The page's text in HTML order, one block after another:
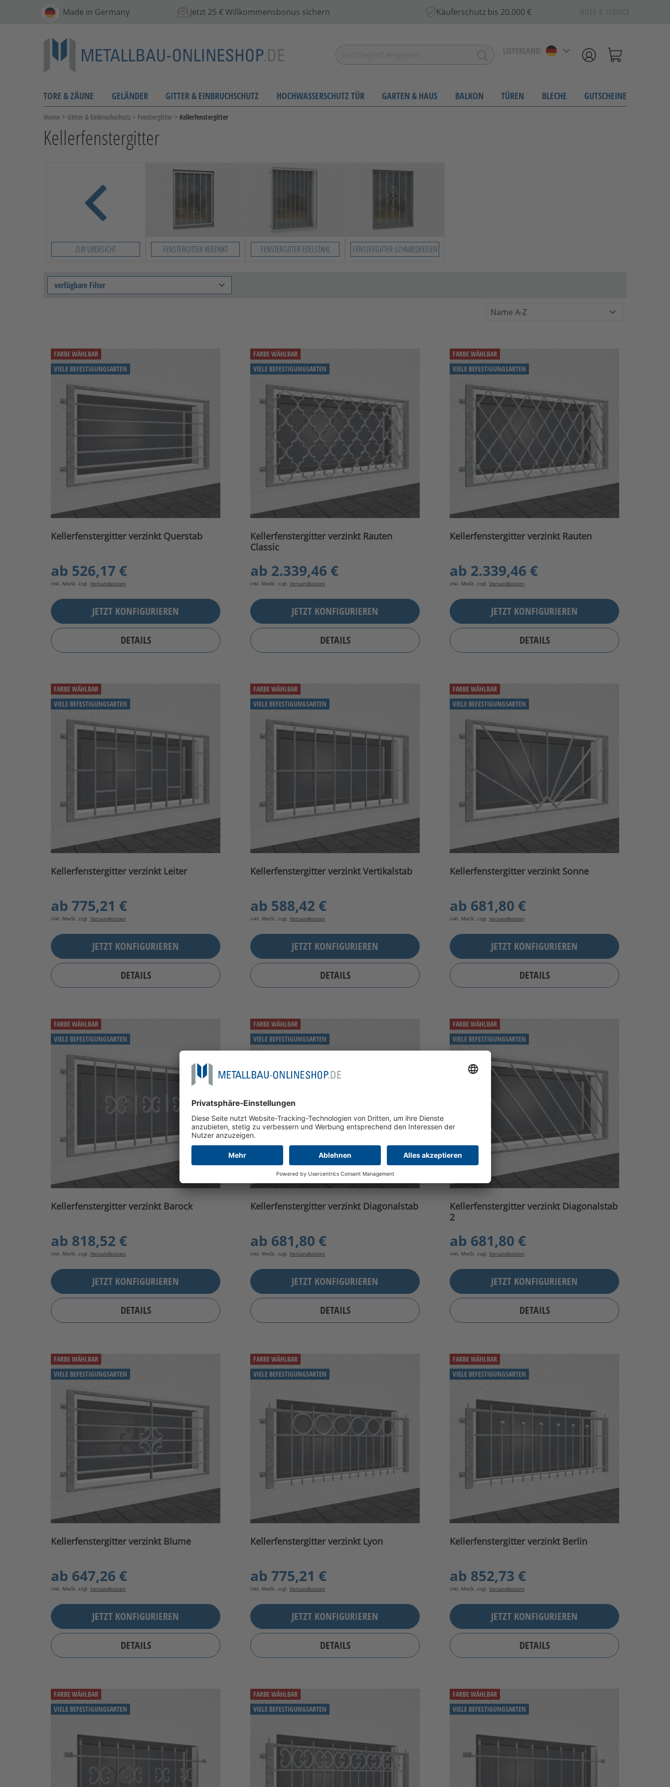
Made in Germany Jetzt 25 € Willkommensbonus sichern Käuferschutz bis 20.000 €
LIEFERLAND:
TORE & ZÄUNE GELÄNDER GITTER & EINBRUCHSCHUTZ HOCHWASSERSCHUTZ TÜR GARTEN & HAUS BALKON TÜREN BLECHE GUTSCHEINE
Home > Gitter & Einbruchschutz > Fenstergitter > Kellerfenstergitter
Kellerfenstergitter
ZUR ÜBERSICHT FENSTERGITTER VERZINKT FENSTERGITTER EDELSTAHL FENSTERGITTER SCHMIEDEEISEN
verfügbare Filter
FARBE WÄHLBAR
VIELE BEFESTIGUNGSARTEN
Kellerfenstergitter verzinkt Querstab
ab 526,17 €
inkl. MwSt. zzgl. Versandkosten
JETZT KONFIGURIEREN
DETAILS
FARBE WÄHLBAR
VIELE BEFESTIGUNGSARTEN
Kellerfenstergitter verzinkt Rauten
Classic
ab 2.339,46 €
inkl. MwSt. zzgl. Versandkosten
JETZT KONFIGURIEREN
DETAILS
FARBE WÄHLBAR
VIELE BEFESTIGUNGSARTEN
Kellerfenstergitter verzinkt Rauten
ab 2.339,46 €
inkl. MwSt. zzgl. Versandkosten
JETZT KONFIGURIEREN
DETAILS
FARBE WÄHLBAR
VIELE BEFESTIGUNGSARTEN
Kellerfenstergitter verzinkt Leiter
ab 775,21 €
inkl. MwSt. zzgl. Versandkosten
JETZT KONFIGURIEREN
DETAILS
FARBE WÄHLBAR
VIELE BEFESTIGUNGSARTEN
Kellerfenstergitter verzinkt Vertikalstab
ab 588,42 €
inkl. MwSt. zzgl. Versandkosten
JETZT KONFIGURIEREN
DETAILS
FARBE WÄHLBAR
VIELE BEFESTIGUNGSARTEN
Kellerfenstergitter verzinkt Sonne
ab 681,80 €
inkl. MwSt. zzgl. Versandkosten
JETZT KONFIGURIEREN
DETAILS
FARBE WÄHLBAR
VIELE BEFESTIGUNGSARTEN
Kellerfenstergitter verzinkt Barock
ab 818,52 €
inkl. MwSt. zzgl. Versandkosten
JETZT KONFIGURIEREN
DETAILS
FARBE WÄHLBAR
VIELE BEFESTIGUNGSARTEN
Kellerfenstergitter verzinkt Diagonalstab
ab 681,80 €
inkl. MwSt. zzgl. Versandkosten
JETZT KONFIGURIEREN
DETAILS
FARBE WÄHLBAR
VIELE BEFESTIGUNGSARTEN
Kellerfenstergitter verzinkt Diagonalstab
2
ab 681,80 €
inkl. MwSt. zzgl. Versandkosten
JETZT KONFIGURIEREN
DETAILS
FARBE WÄHLBAR
VIELE BEFESTIGUNGSARTEN
Kellerfenstergitter verzinkt Blume
ab 647,26 €
inkl. MwSt. zzgl. Versandkosten
JETZT KONFIGURIEREN
DETAILS
FARBE WÄHLBAR
VIELE BEFESTIGUNGSARTEN
Kellerfenstergitter verzinkt Lyon
ab 775,21 €
inkl. MwSt. zzgl. Versandkosten
JETZT KONFIGURIEREN
DETAILS
FARBE WÄHLBAR
VIELE BEFESTIGUNGSARTEN
Kellerfenstergitter verzinkt Berlin
ab 852,73 €
inkl. MwSt. zzgl. Versandkosten
JETZT KONFIGURIEREN
DETAILS
FARBE WÄHLBAR
VIELE BEFESTIGUNGSARTEN
FARBE WÄHLBAR
VIELE BEFESTIGUNGSARTEN
FARBE WÄHLBAR
VIELE BEFESTIGUNGSARTEN